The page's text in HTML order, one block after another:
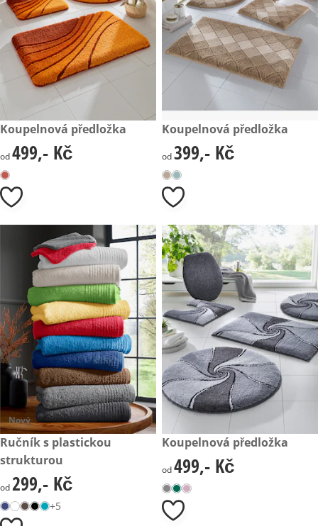
499,- Kč
Koupelnová předložka
499,- Kč
od499,- Kč
399,- Kč
Koupelnová předložka
399,- Kč
od399,- Kč
Nový
299,- Kč
Ručník s plastickou
strukturou
299,- Kč
od 299,- Kč
+5
499,- Kč
Koupelnová předložka
499,- Kč
od499,- Kč